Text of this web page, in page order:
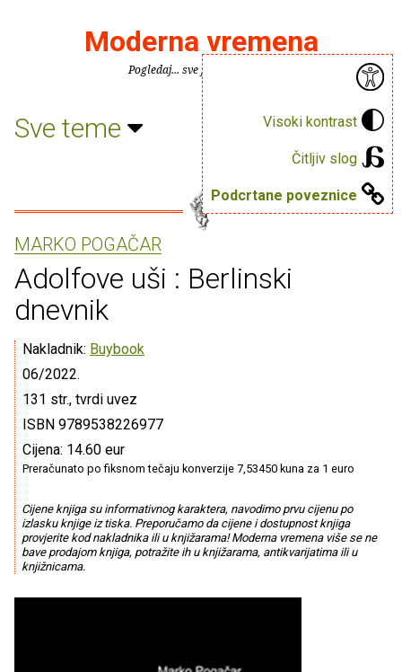
Visoki kontrast
Čitljiv slog
Podcrtane poveznice
Moderna vremena
Pogledaj... sve je puno knjiga.
Sve teme
MARKO POGAČAR
Adolfove uši : Berlinski
dnevnik
Nakladnik: Buybook
06/2022.
131 str., tvrdi uvez
ISBN 9789538226977
Cijena: 14.60 eur
Preračunato po fiksnom tečaju konverzije 7,53450 kuna za 1 euro
Cijene knjiga su informativnog karaktera, navodimo prvu cijenu po
izlasku knjige iz tiska. Preporučamo da cijene i dostupnost knjiga
provjerite kod nakladnika ili u knjižarama! Moderna vremena više se ne
bave prodajom knjiga, potražite ih u knjižarama, antikvarijatima ili u
knjižnicama.